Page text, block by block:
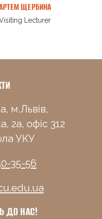
ЩЕРБИНА
Lecturer
м.Львів,
2а, офіс 312
УКУ
35-56
ДО НАС!